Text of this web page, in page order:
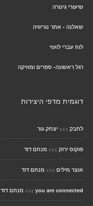
שיעורי גיטרה
שאלנה - אתר טריוויה
לוח עברי לועזי
רגל ראשונה- ספרים ומוזיקה
דוגמית מדפי היצירות
לחבק >>> יצחק גור
פוקוס ירוק >>> מנחם דוד
אוצר מילים >>> מנחם דוד
you are connected
>>> מנחם דוד